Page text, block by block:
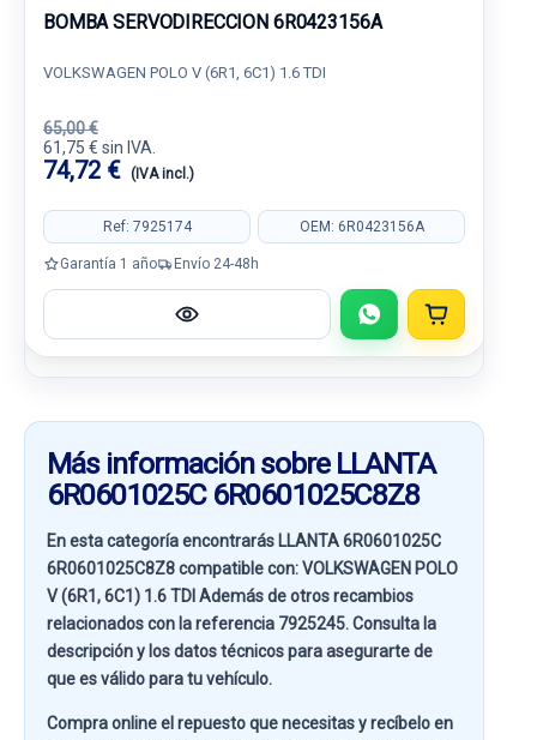
BOMBA SERVODIRECCION 6R0423156A
VOLKSWAGEN POLO V (6R1, 6C1) 1.6 TDI
65,00 €
61,75 € sin IVA.
74,72 € (IVA incl.)
Ref: 7925174 OEM: 6R0423156A
Garantía 1 año Envío 24-48h
Más información sobre LLANTA
6R0601025C 6R0601025C8Z8
En esta categoría encontrarás LLANTA 6R0601025C
6R0601025C8Z8 compatible con:VOLKSWAGEN POLO
V (6R1, 6C1) 1.6 TDI Además de otros recambios
relacionados con la referencia 7925245. Consulta la
descripción y los datos técnicos para asegurarte de
que es válido para tu vehículo.
Compra online el repuesto que necesitas y recíbelo en